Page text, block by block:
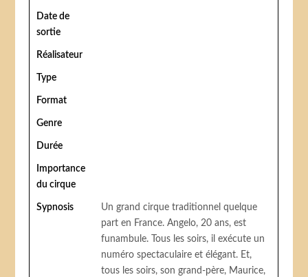
Date de
sortie
Réalisateur
Type
Format
Genre
Durée
Importance
du cirque
Sypnosis
Un grand cirque traditionnel quelque
part en France. Angelo, 20 ans, est
funambule. Tous les soirs, il exécute un
numéro spectaculaire et élégant. Et,
tous les soirs, son grand-père, Maurice,